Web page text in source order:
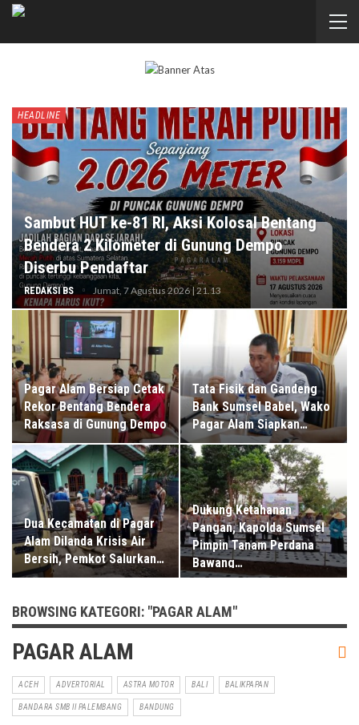
HEADLINE
Sambut HUT ke-81 RI, Aksi Kolosal Bentang
Bendera 2 Kilometer di Gunung Dempo
Diserbu Pendaftar
REDAKSI BS Jumat, 7 Agustus 2026 | 21.13
Pagar Alam Bersiap Cetak
Rekor Bentang Bendera
Raksasa di Gunung Dempo
Tata Fisik dan Gandeng
Bank Sumsel Babel, Wako
Pagar Alam Siapkan…
Dua Kecamatan di Pagar
Alam Dilanda Krisis Air
Bersih, Pemkot Salurkan…
Dukung Ketahanan
Pangan, Kapolda Sumsel
Pimpin Tanam Perdana
Bawang…
BROWSING KATEGORI: "PAGAR ALAM"
PAGAR ALAM
ACEH ADVERTORIAL ASTRA MOTOR BALI BALIKPAPAN
BANDARA SMB II PALEMBANG BANDUNG